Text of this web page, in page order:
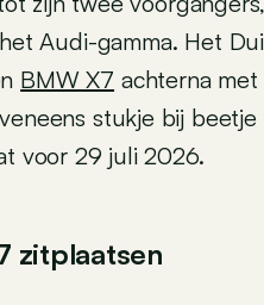
Audi-gamma. Het
BMW X7 achterna
stukje bij
voor 29 juli 2026.
zitplaatsen